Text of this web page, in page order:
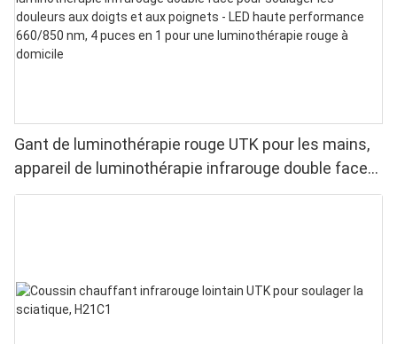
Gant de luminothérapie rouge UTK pour les mains,
appareil de luminothérapie infrarouge double face
pour soulager les douleurs aux doigts et aux